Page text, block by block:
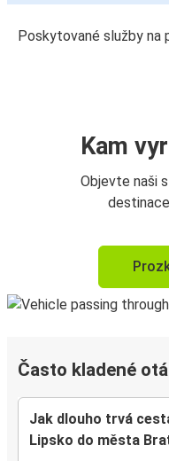
Poskytované služby na
Kam
Objevte naši
Často kladené
Jak dlouho trvá
Lipsko do města